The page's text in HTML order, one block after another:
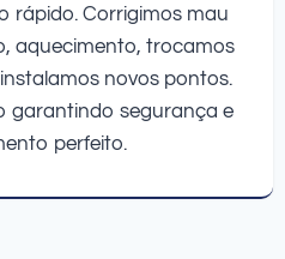
rápido. Corrigimos mau
aquecimento, trocamos
novos pontos.
garantindo segurança e
perfeito.